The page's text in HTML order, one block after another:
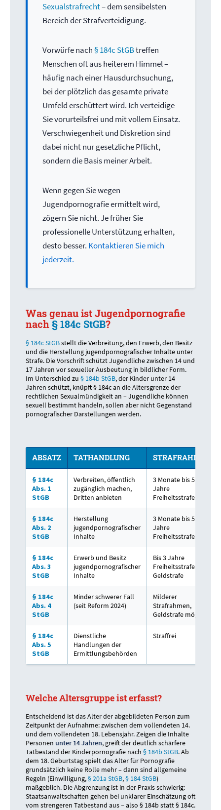
Sexualstrafrecht– dem sensibelsten
Bereich der Strafverteidigung.
Vorwürfe nach§ 184c StGBtreffen
Menschen oft aus heiterem Himmel –
häufig nach einer Hausdurchsuchung,
bei der plötzlich das gesamte private
Umfeld erschüttert wird. Ich verteidige
Sie vorurteilsfrei und mit vollem Einsatz.
Verschwiegenheit und Diskretion sind
dabei nicht nur gesetzliche Pflicht,
sondern die Basis meiner Arbeit.
Wenn gegen Sie wegen
Jugendpornografie ermittelt wird,
zögern Sie nicht. Je früher Sie
professionelle Unterstützung erhalten,
desto besser. Kontaktieren Sie mich
jederzeit.
Was genau ist Jugendpornografie
nach§ 184c StGB?
§ 184c StGBstellt die Verbreitung, den Erwerb, den Besitz
und die Herstellung jugendpornografischer Inhalte unter
Strafe. Die Vorschrift schützt Jugendliche zwischen 14 und
17 Jahren vor sexueller Ausbeutung in bildlicher Form.
Im Unterschied zu § 184b StGB, der Kinder unter 14
Jahren schützt, knüpft § 184c an die Altersgrenze der
rechtlichen Sexualmündigkeit an – Jugendliche können
sexuell bestimmt handeln, sollen aber nicht Gegenstand
pornografischer Darstellungen werden.
ABSATZ TATHANDLUNG STRAFRAHMEN
§ 184c
Abs. 1
StGB
Verbreiten, öffentlich
zugänglich machen,
Dritten anbieten
3 Monate bis 5
Jahre
Freiheitsstrafe
§ 184c
Abs. 2
StGB
Herstellung
jugendpornografischer
Inhalte
3 Monate bis 5
Jahre
Freiheitsstrafe
§ 184c
Abs. 3
StGB
Erwerb und Besitz
jugendpornografischer
Inhalte
Bis 3 Jahre
Freiheitsstrafe oder
Geldstrafe
§ 184c
Abs. 4
StGB
Minder schwerer Fall
(seit Reform 2024)
Milderer
Strafrahmen,
Geldstrafe möglich
§ 184c
Abs. 5
StGB
Dienstliche
Handlungen der
Ermittlungsbehörden
Straffrei
Welche Altersgruppe ist erfasst?
Entscheidend ist das Alter der abgebildeten Person zum
Zeitpunkt der Aufnahme: zwischen dem vollendeten 14.
und dem vollendeten 18. Lebensjahr. Zeigen die Inhalte
Personen unter 14 Jahren, greift der deutlich schärfere
Tatbestand der Kinderpornografie nach § 184b StGB. Ab
dem 18. Geburtstag spielt das Alter für Pornografie
grundsätzlich keine Rolle mehr – dann sind allgemeine
Regeln (Einwilligung,§ 201a StGB,§ 184 StGB)
maßgeblich. Die Abgrenzung ist in der Praxis schwierig:
Staatsanwaltschaften gehen bei unklarer Einschätzung oft
vom strengeren Tatbestand aus – also § 184b statt § 184c.